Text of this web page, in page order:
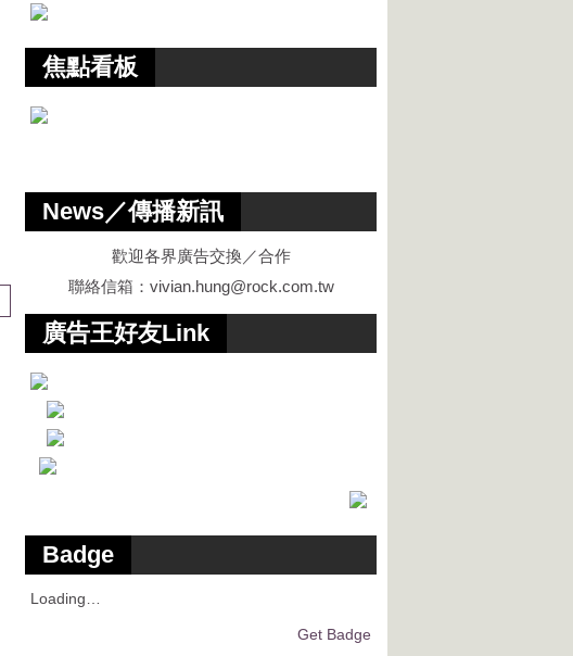
焦點看板
News／傳播新訊
歡迎各界廣告交換／合作
聯絡信箱： vivian.hung@rock.com.tw
廣告王好友Link
Badge
Loading…
Get Badge